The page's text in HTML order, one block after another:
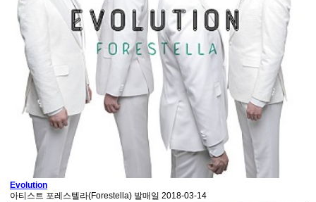
Evolution
아티스트 포레스텔라(Forestella) 발매일 2018-03-14